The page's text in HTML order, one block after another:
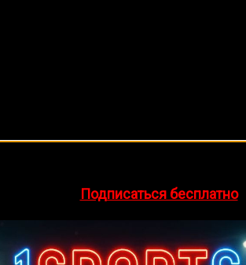
Подписаться бесплатно